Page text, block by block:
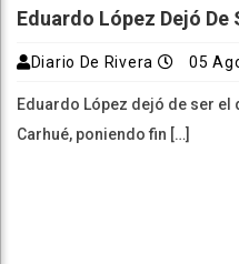
Eduardo López Dejó
Diario De Rivera 05
Eduardo López dejó de ser
Carhué, poniendo fin […]